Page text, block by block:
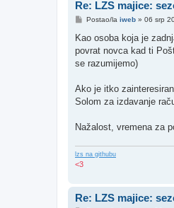
Re: LZS majice:
P
s
Postao/la iweb» 06 srp
Kao osoba koja je
povrat novca kad ti
se razumijemo)
Ako je itko
Solom za izdavanje
Nažalost, vremena za
lzs na githubu
<3
Re: LZS majice: